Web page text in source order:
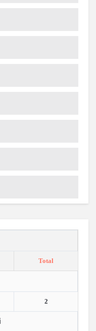
Total
2